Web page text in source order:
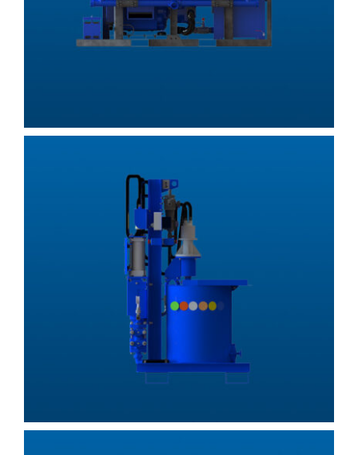
MI100P